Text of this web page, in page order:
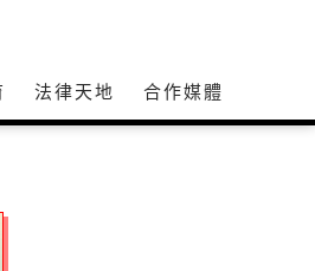
法律天地 合作媒體